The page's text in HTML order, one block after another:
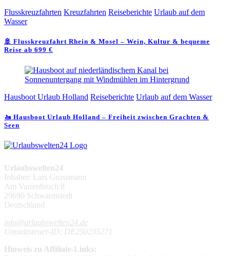
Flusskreuzfahrten Kreuzfahrten Reiseberichte Urlaub auf dem
Wasser
🚢 Flusskreuzfahrt Rhein & Mosel – Wein, Kultur & bequeme
Reise ab 699 €
Hausboot Urlaub Holland Reiseberichte Urlaub auf dem Wasser
🚤 Hausboot Urlaub Holland – Freiheit zwischen Grachten &
Seen
Urlaubswelten24
Inhaber: Lars Grossmann
Am Varrenbruch 8
29690 Schwarmstedt
Deutschland
info@urlaubswelten24.de
Umsatzsteuer-ID: DE250235271
Hinweis zu Affiliate-Links: